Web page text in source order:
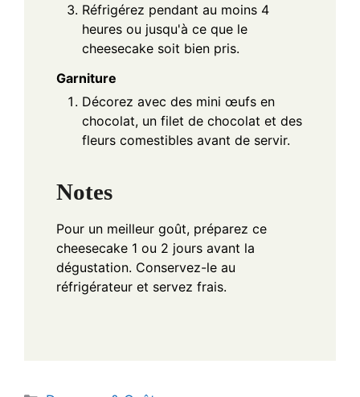
Réfrigérez pendant au moins 4
heures ou jusqu'à ce que le
cheesecake soit bien pris.
Garniture
Décorez avec des mini œufs en
chocolat, un filet de chocolat et des
fleurs comestibles avant de servir.
Notes
Pour un meilleur goût, préparez ce
cheesecake 1 ou 2 jours avant la
dégustation. Conservez-le au
réfrigérateur et servez frais.